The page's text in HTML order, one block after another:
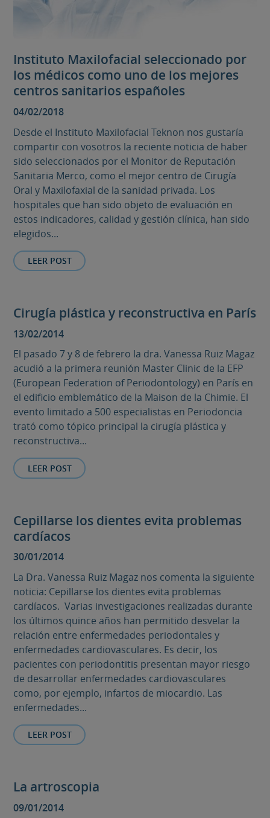
Instituto Maxilofacial seleccionado por
los médicos como uno de los mejores
centros sanitarios españoles
04/02/2018
Desde el Instituto Maxilofacial Teknon nos gustaría
compartir con vosotros la reciente noticia de haber
sido seleccionados por el Monitor de Reputación
Sanitaria Merco, como el mejor centro de Cirugía
Oral y Maxilofaxial de la sanidad privada. Los
hospitales que han sido objeto de evaluación en
estos indicadores, calidad y gestión clínica, han sido
elegidos...
LEER POST
Cirugía plástica y reconstructiva en París
13/02/2014
El pasado 7 y 8 de febrero la dra. Vanessa Ruiz Magaz
acudió a la primera reunión Master Clinic de la EFP
(European Federation of Periodontology) en París en
el edificio emblemático de la Maison de la Chimie. El
evento limitado a 500 especialistas en Periodoncia
trató como tópico principal la cirugía plástica y
reconstructiva...
LEER POST
Cepillarse los dientes evita problemas
cardíacos
30/01/2014
La Dra. Vanessa Ruiz Magaz nos comenta la siguiente
noticia: Cepillarse los dientes evita problemas
cardíacos. Varias investigaciones realizadas durante
los últimos quince años han permitido desvelar la
relación entre enfermedades periodontales y
enfermedades cardiovasculares. Es decir, los
pacientes con periodontitis presentan mayor riesgo
de desarrollar enfermedades cardiovasculares
como, por ejemplo, infartos de miocardio. Las
enfermedades...
LEER POST
La artroscopia
09/01/2014